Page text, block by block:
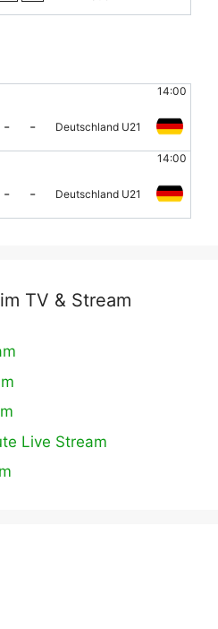
14:00
- - Deutschland U21
14:00
- - Deutschland U21
TV & Stream
Live Stream